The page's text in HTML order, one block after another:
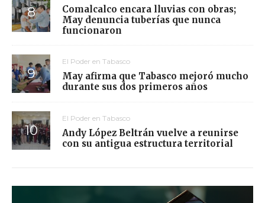
Comalcalco encara lluvias con obras;
May denuncia tuberías que nunca
funcionaron
El Poder en Tabasco
May afirma que Tabasco mejoró mucho
durante sus dos primeros años
El Poder en Tabasco
Andy López Beltrán vuelve a reunirse
con su antigua estructura territorial